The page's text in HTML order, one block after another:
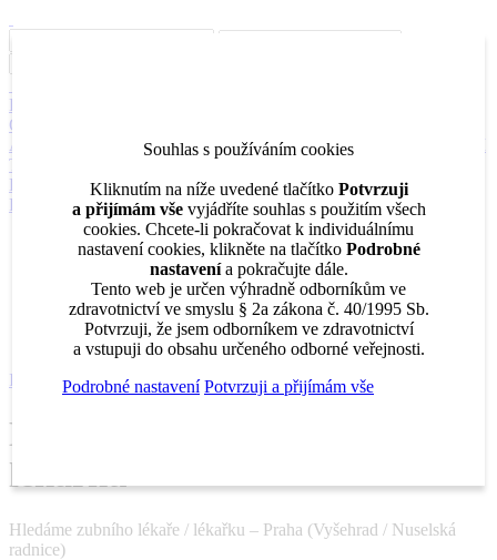
Kariérní poradenství
O nás
AKADEMIE
DENTAL BAZAR DENTAL JOBS
TV
DentalJobs.czmenu search
Přihlásit
Inzerce
Pro inzerenty
Upozornění na nové pozice
Kariérní poradenství
Inzerce Hledáme zubního lékaře/ lékařku
Hledáme zubního lékaře/
lékařku
Hledáme zubního lékaře / lékařku – Praha (Vyšehrad / Nuselská
radnice)
Souhlas s používáním cookies
Kliknutím na níže uvedené tlačítko Potvrzuji
a přijímám vše vyjádříte souhlas s použitím všech
cookies. Chcete-li pokračovat k individuálnímu
nastavení cookies, klikněte na tlačítkoPodrobné
nastavenía pokračujte dále.
Tento web je určen výhradně odborníkům ve
zdravotnictví ve smyslu § 2a zákona č. 40/1995 Sb.
Potvrzuji, že jsem odborníkem ve zdravotnictví
a vstupuji do obsahu určeného odborné veřejnosti.
Podrobné nastavení Potvrzuji a přijímám vše